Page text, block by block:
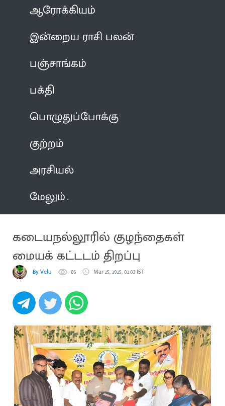
ஆரோக்கியம்
இன்றைய ராசி பலன்
பஞ்சாங்கம்
பக்தி
பொழுதுப்போக்கு
குற்றம்
அரசியல்
மேலும்
கடையநல்லூரில் குழந்தைகள்
மையக் கட்டடம் திறப்பு
By Velu 66 Mar 25, 2025, 02:03 IST